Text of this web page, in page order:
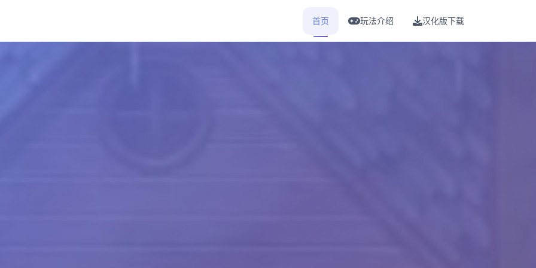
首页 玩法介绍 汉化版下载